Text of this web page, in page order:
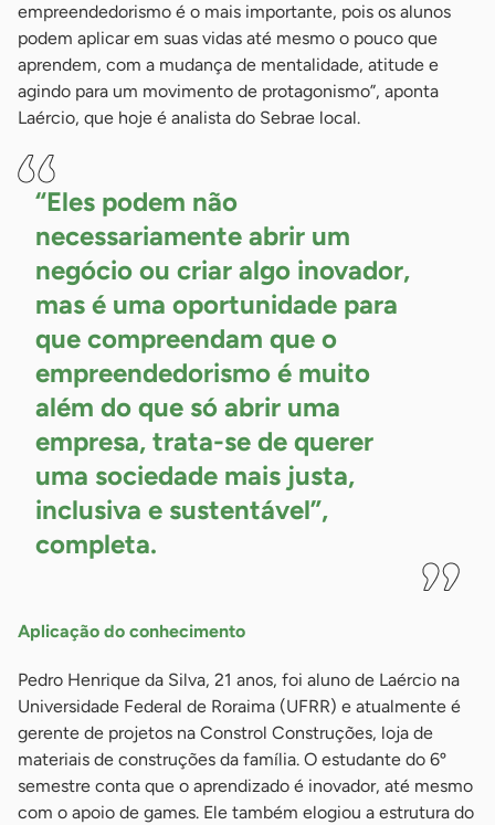
empreendedorismo é o mais importante, pois os alunos
podem aplicar em suas vidas até mesmo o pouco que
aprendem, com a mudança de mentalidade, atitude e
agindo para um movimento de protagonismo”, aponta
Laércio, que hoje é analista do Sebrae local.
“Eles podem não
necessariamente abrir um
negócio ou criar algo inovador,
mas é uma oportunidade para
que compreendam que o
empreendedorismo é muito
além do que só abrir uma
empresa, trata-se de querer
uma sociedade mais justa,
inclusiva e sustentável”,
completa.
Aplicação do conhecimento
Pedro Henrique da Silva, 21 anos, foi aluno de Laércio na
Universidade Federal de Roraima (UFRR) e atualmente é
gerente de projetos na Constrol Construções, loja de
materiais de construções da família. O estudante do 6º
semestre conta que o aprendizado é inovador, até mesmo
com o apoio de games. Ele também elogiou a estrutura do